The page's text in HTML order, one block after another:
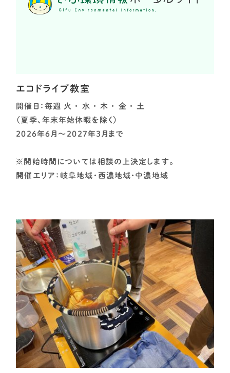
エコドライブ教室
開催日：毎週 火 ・ 水 ・ 木 ・ 金 ・ 土
（夏季、年末年始休暇を除く）
２０２６年６月～２０２７年３月まで
※開始時間については相談の上決定します。
開催エリア：岐阜地域・西濃地域・中濃地域